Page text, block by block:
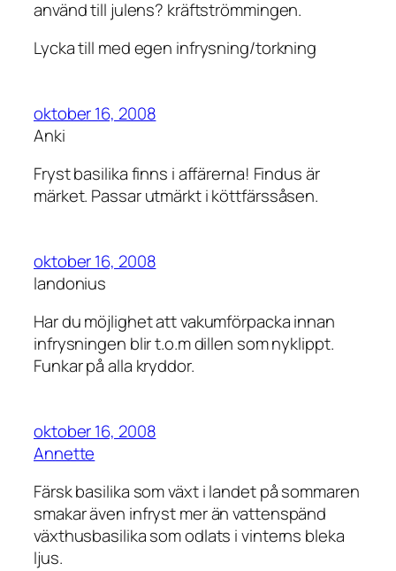
använd till julens? kräftströmmingen.
Lycka till med egen infrysning/torkning
oktober 16, 2008
Anki
Fryst basilika finns i affärerna! Findus är
märket. Passar utmärkt i köttfärssåsen.
oktober 16, 2008
landonius
Har du möjlighet att vakumförpacka innan
infrysningen blir t.o.m dillen som nyklippt.
Funkar på alla kryddor.
oktober 16, 2008
Annette
Färsk basilika som växt i landet på sommaren
smakar även infryst mer än vattenspänd
växthusbasilika som odlats i vinterns bleka
ljus.